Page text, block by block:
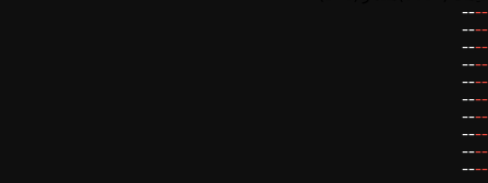
--
--
--
--
--
--
--
--
--
--
--
--
--
--
--
--
--
--
--
--